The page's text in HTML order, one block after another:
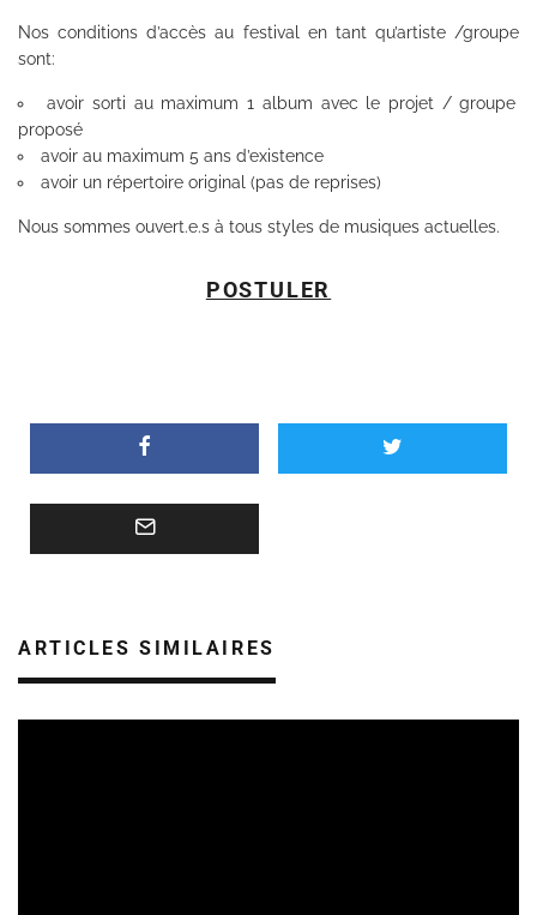
Nos conditions d’accès au festival en tant qu’artiste /groupe
sont:
avoir sorti au maximum 1 album avec le projet / groupe
proposé
avoir au maximum 5 ans d’existence
avoir un répertoire original (pas de reprises)
Nous sommes ouvert.e.s à tous styles de musiques actuelles.
POSTULER
ARTICLES SIMILAIRES